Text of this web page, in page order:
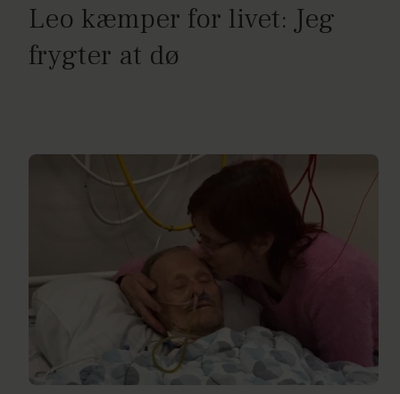
Leo kæmper for livet: Jeg
frygter at dø